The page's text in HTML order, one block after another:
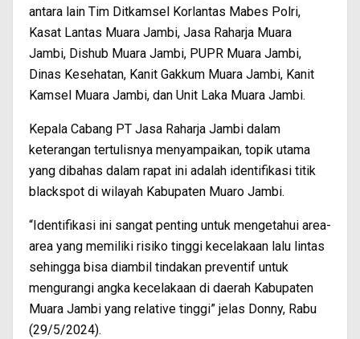
antara lain Tim Ditkamsel Korlantas Mabes Polri,
Kasat Lantas Muara Jambi, Jasa Raharja Muara
Jambi, Dishub Muara Jambi, PUPR Muara Jambi,
Dinas Kesehatan, Kanit Gakkum Muara Jambi, Kanit
Kamsel Muara Jambi, dan Unit Laka Muara Jambi.
Kepala Cabang PT Jasa Raharja Jambi dalam
keterangan tertulisnya menyampaikan, topik utama
yang dibahas dalam rapat ini adalah identifikasi titik
blackspot di wilayah Kabupaten Muaro Jambi.
“Identifikasi ini sangat penting untuk mengetahui area-
area yang memiliki risiko tinggi kecelakaan lalu lintas
sehingga bisa diambil tindakan preventif untuk
mengurangi angka kecelakaan di daerah Kabupaten
Muara Jambi yang relative tinggi” jelas Donny, Rabu
(29/5/2024).